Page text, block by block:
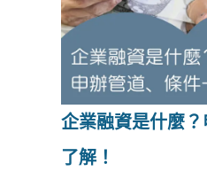
企業融資是什麼
了解！